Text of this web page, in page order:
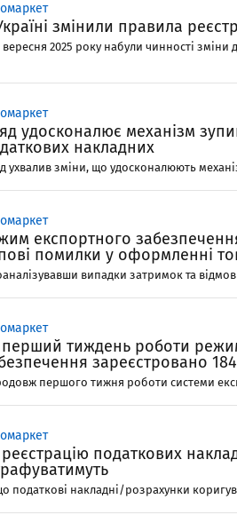
змінили правила
вересня 2025 року набули чинності
удосконалює механізм
накладних
ухвалив зміни, що удосконалюють
експортного
помилки у оформленні
випадки затримок та
тиждень роботи
зареєстровано
першого тижня роботи системи
податкових
податкові накладні/розрахунки